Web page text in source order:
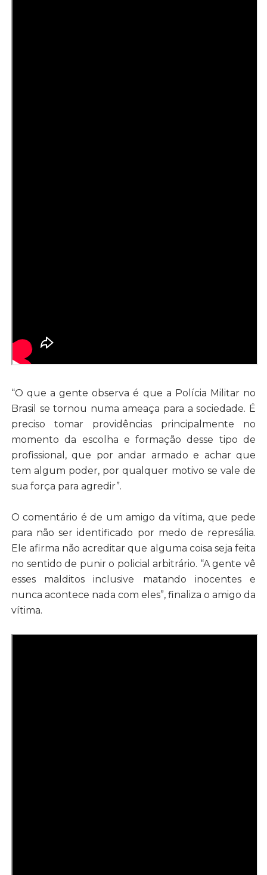
“O que a gente observa é que a Polícia Militar no
Brasil se tornou numa ameaça para a sociedade. É
preciso tomar providências principalmente no
momento da escolha e formação desse tipo de
profissional, que por andar armado e achar que
tem algum poder, por qualquer motivo se vale de
sua força para agredir”.
O comentário é de um amigo da vítima, que pede
para não ser identificado por medo de represália.
Ele afirma não acreditar que alguma coisa seja feita
no sentido de punir o policial arbitrário. “A gente vê
esses malditos inclusive matando inocentes e
nunca acontece nada com eles”, finaliza o amigo da
vítima.